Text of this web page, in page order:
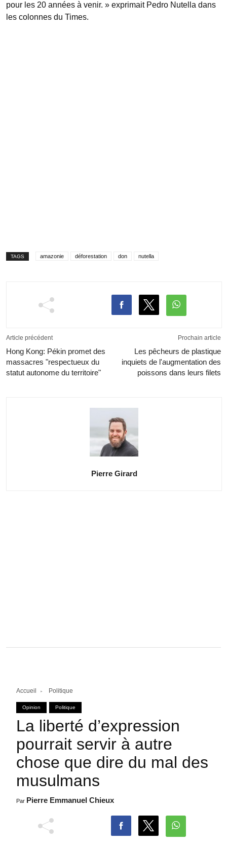
pour les 20 années à venir. » exprimait Pedro Nutella dans
les colonnes du Times.
TAGS amazonie déforestation don nutella
Article précédent
Hong Kong: Pékin promet des
massacres "respectueux du
statut autonome du territoire"
Prochain article
Les pêcheurs de plastique
inquiets de l'augmentation des
poissons dans leurs filets
Pierre Girard